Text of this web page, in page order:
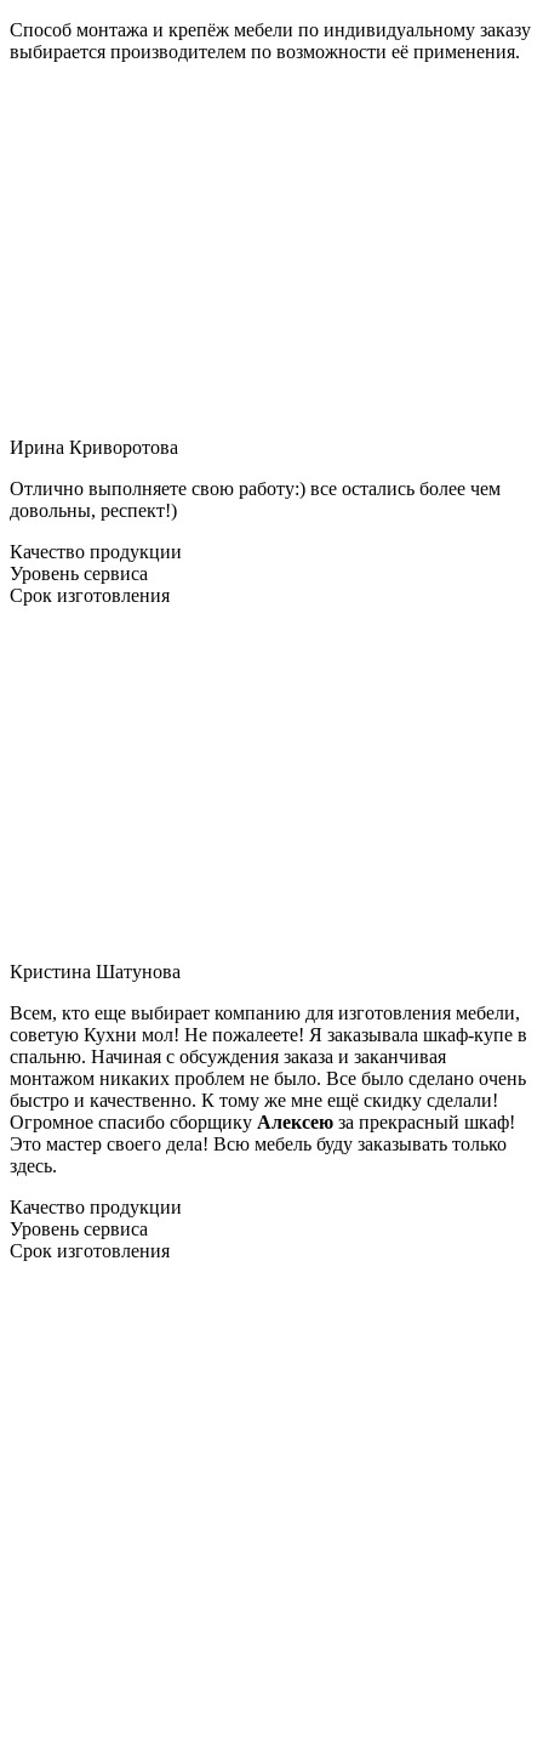
Способ монтажа и крепёж мебели по индивидуальному заказу
выбирается производителем по возможности её применения.
Ирина Криворотова
Отлично выполняете свою работу:) все остались более чем
довольны, респект!)
Качество продукции
Уровень сервиса
Срок изготовления
Кристина Шатунова
Всем, кто еще выбирает компанию для изготовления мебели,
советую Кухни мол! Не пожалеете! Я заказывала шкаф-купе в
спальню. Начиная с обсуждения заказа и заканчивая
монтажом никаких проблем не было. Все было сделано очень
быстро и качественно. К тому же мне ещё скидку сделали!
Огромное спасибо сборщику Алексею за прекрасный шкаф!
Это мастер своего дела! Всю мебель буду заказывать только
здесь.
Качество продукции
Уровень сервиса
Срок изготовления